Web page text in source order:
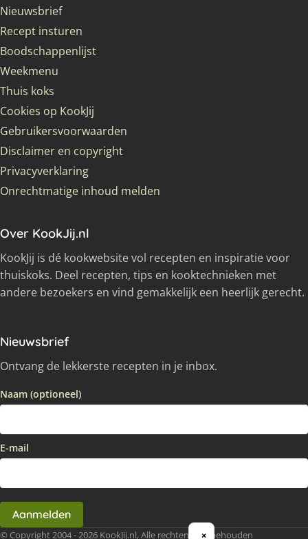
Nieuwsbrief
Recept insturen
Boodschappenlijst
Weekmenu
Thuis koks
Cookies op KookJij
Gebruikersvoorwaarden
Disclaimer en copyright
Privacyverklaring
Onrechtmatige inhoud melden
Over KookJij.nl
KookJij is dé kookwebsite vol recepten en inspiratie voor
thuiskoks. Deel recepten, tips en kooktechnieken met
andere bezoekers en vind gemakkelijk een heerlijk gerecht.
Nieuwsbrief
Ontvang de lekkerste recepten in je inbox.
Naam (optioneel)
E-mail
Aanmelden
© Copyright 2004 - 2026 KookJij.nl, Alle rechten voorbehouden
×